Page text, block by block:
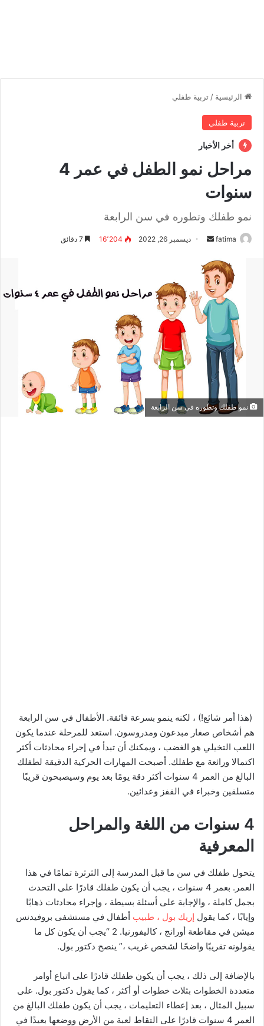
الرئيسية /تربية طفلي
تربية طفلي
أخر الأخبار
مراحل نمو الطفل في عمر 4
سنوات
نمو طفلك وتطوره في سن الرابعة
fatima
س
ل
ب
ر
ي
د
ا
ت
ديسمبر 26, 2022 16٬204
نمو طفلك وتطوره في سن الرابعة
(هذا أمر شائع!) ، لكنه ينمو بسرعة فائقة. الأطفال في سن الرابعة
هم أشخاص صغار مبدعون ومدروسون. استعد للمرحلة عندما يكون
اللعب التخيلي هو الغضب ، ويمكنك أن تبدأ في إجراء محادثات أكثر
اكتمالا ورائعة مع طفلك. أصبحت المهارات الحركية الدقيقة لطفلك
البالغ من العمر 4 سنوات أكثر دقة يومًا بعد يوم وسيصبحون قريبًا
متسلقين وخبراء في القفز وعدائين.
4 سنوات من اللغة والمراحل
المعرفية
يتحول طفلك في سن ما قبل المدرسة إلى الثرثرة تمامًا في هذا
العمر. بعمر 4 سنوات ، يجب أن يكون طفلك قادرًا على التحدث
بجمل كاملة ، والإجابة على أسئلة بسيطة ، وإجراء محادثات ذهابًا
وإيابًا ، كما يقول إريك بول ، طبيب أطفال في مستشفى بروفيدنس
ميشن في مقاطعة أورانج ، كاليفورنيا. 2 “يجب أن يكون كل ما
يقولونه تقريبًا واضحًا لشخص غريب ،” ينصح دكتور بول.
بالإضافة إلى ذلك ، يجب أن يكون طفلك قادرًا على اتباع أوامر
متعددة الخطوات بثلاث خطوات أو أكثر ، كما يقول دكتور بول. على
سبيل المثال ، بعد إعطاء التعليمات ، يجب أن يكون طفلك البالغ من
العمر 4 سنوات قادرًا على التقاط لعبة من الأرض ووضعها بعيدًا في